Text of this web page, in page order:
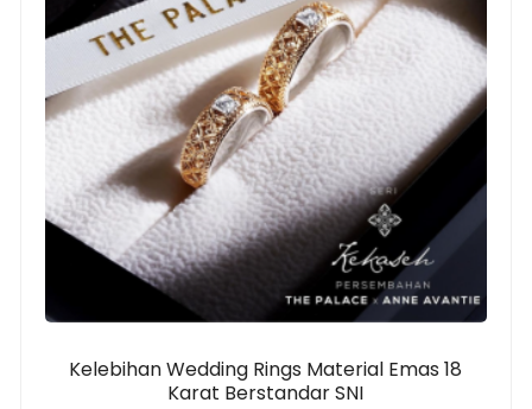
Kelebihan Wedding Rings Material Emas 18
Karat Berstandar SNI